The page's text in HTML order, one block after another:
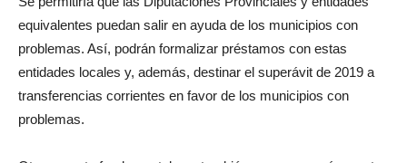
equivalentes puedan salir en ayuda de los municipios con
problemas. Así, podrán formalizar préstamos con estas
entidades locales y, además, destinar el superávit de 2019 a
transferencias corrientes en favor de los municipios con
problemas.